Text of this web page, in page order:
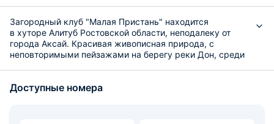
Загородный клуб "Малая Пристань" находится
в хуторе Алитуб Ростовской области, неподалеку от
города Аксай. Красивая живописная природа, с
неповторимыми пейзажами на берегу реки Дон, среди
Для проживания предлагаются номера различных
Доступные номера